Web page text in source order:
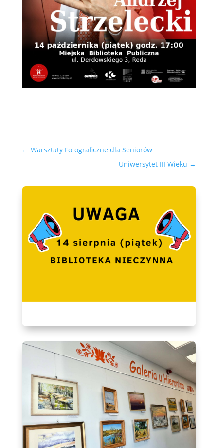
← Warsztaty Fotograficzne dla Seniorów
Uniwersytet III Wieku →